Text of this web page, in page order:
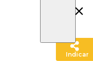
Indicar